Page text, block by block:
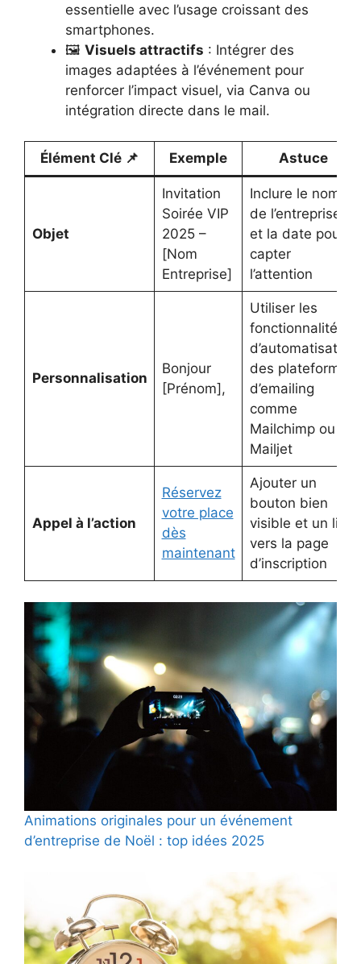
essentielle avec l’usage croissant des
smartphones.
🖼️ Visuels attractifs : Intégrer des
images adaptées à l’événement pour
renforcer l’impact visuel, via Canva ou
intégration directe dans le mail.
Élément Clé 📌 Exemple Astuce
Objet
Invitation
Soirée VIP
2025 –
[Nom
Entreprise]
Inclure le nom
de l’entreprise
et la date pour
capter
l’attention
Personnalisation
Bonjour
[Prénom],
Utiliser les
fonctionnalités
d’automatisation
des plateformes
d’emailing
comme
Mailchimp ou
Mailjet
Appel à l’action
Réservez
votre place
dès
maintenant
Ajouter un
bouton bien
visible et un lien
vers la page
d’inscription
Animations originales pour un événement
d’entreprise de Noël : top idées 2025